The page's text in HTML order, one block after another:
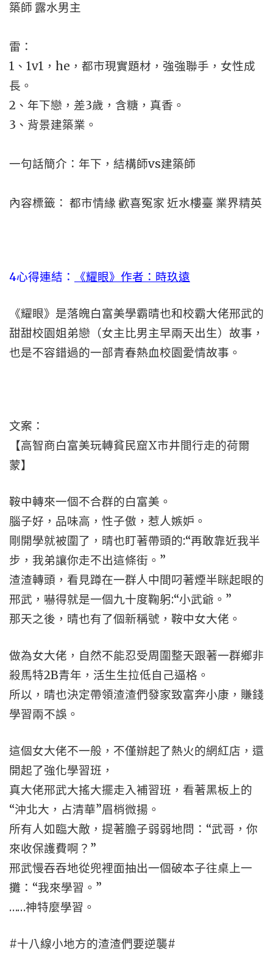
築師 露水男主
雷：
1、1v1，he，都市現實題材，強強聯手，女性成
長。
2、年下戀，差3歲，含糖，真香。
3、背景建築業。
一句話簡介：年下，結構師vs建築師
內容標籤： 都市情緣 歡喜冤家 近水樓臺 業界精英
4心得連結： 《耀眼》作者：時玖遠
《耀眼》是落魄白富美學霸晴也和校霸大佬邢武的
甜甜校園姐弟戀（女主比男主早兩天出生）故事，
也是不容錯過的一部青春熱血校園愛情故事。
文案：
【高智商白富美玩轉貧民窟X市井間行走的荷爾
蒙】
鞍中轉來一個不合群的白富美。
腦子好，品味高，性子傲，惹人嫉妒。
剛開學就被圍了，晴也盯著帶頭的:“再敢靠近我半
步，我弟讓你走不出這條街。”
渣渣轉頭，看見蹲在一群人中間叼著煙半眯起眼的
邢武，嚇得就是一個九十度鞠躬:“小武爺。”
那天之後，晴也有了個新稱號，鞍中女大佬。
做為女大佬，自然不能忍受周圍整天跟著一群鄉非
殺馬特2B青年，活生生拉低自己逼格。
所以，晴也決定帶領渣渣們發家致富奔小康，賺錢
學習兩不誤。
這個女大佬不一般，不僅辦起了熱火的網紅店，還
開起了強化學習班，
真大佬邢武大搖大擺走入補習班，看著黑板上的
“沖北大，占清華”眉梢微揚。
所有人如臨大敵，提著膽子弱弱地問：“武哥，你
來收保護費啊？”
邢武慢吞吞地從兜裡面抽出一個破本子往桌上一
攤：“我來學習。”
……神特麼學習。
#十八線小地方的渣渣們要逆襲#